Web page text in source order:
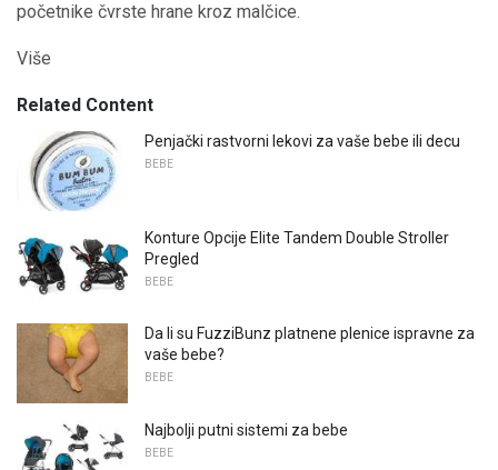
početnike čvrste hrane kroz malčice.
Više
Related Content
Penjački rastvorni lekovi za vaše bebe ili decu
BEBE
Konture Opcije Elite Tandem Double Stroller
Pregled
BEBE
Da li su FuzziBunz platnene plenice ispravne za
vaše bebe?
BEBE
Najbolji putni sistemi za bebe
BEBE